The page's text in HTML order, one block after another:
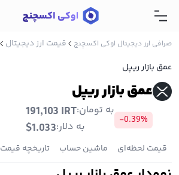
صرافی ارز دیجیتال اوکی اکسچنج قیمت ارز دیجیتال
عمق بازار ریپل
عمق بازار ریپل
-0.39%
به تومان:191,103 IRT
به دلار:$1.033
قیمت لحظه‌ای ماشین حساب تاریخچه قیمت